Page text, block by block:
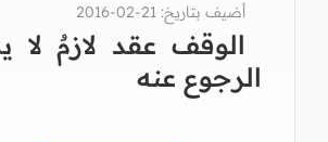
أضيف بتاريخ: 21-02-2016
الوقف عقد لازمٌ لا
الرجوع عنه